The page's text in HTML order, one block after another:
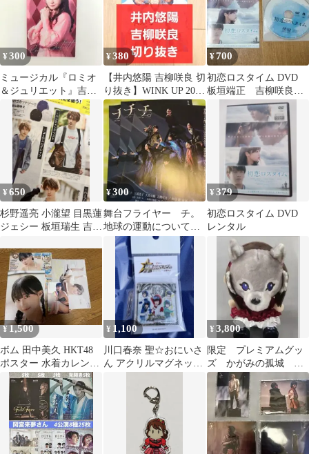
¥300
ミュージカル『ロミオ
＆ジュリエット』吉柳
咲良(ジュリエット) ス
テッカー
¥380
【井内悠陽 吉柳咲良 切
り抜き】WINK UP 2025
年 3月号
¥700
初恋ロスタイム DVD
板垣端正 吉柳咲良
竹内涼真 レンタル落
¥650
杉野遥亮 小瀧望 目黒蓮
ジェシー 板垣瑞生 吉柳
¥300
舞台フライヤー チ。
地球の運動について 3
¥379
初恋ロスタイム DVD
レンタル
¥1,500
ボム 田中美久 HKT48
ポスター 水着カレンダ
ー セブンネット特典カ
ード付き
¥ 1,100
川口春奈 聖☆おにいさ
ん アクリルマグネット
¥3,800
限定 プレミアムグッ
ズ かがみの孤城 オ
オカミさまおすわり
マスコットぬいぐるみ